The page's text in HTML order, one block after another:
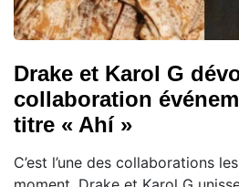
Drake et Karol G
collaboration
titre « Ahí »
C’est l’une des collaborations